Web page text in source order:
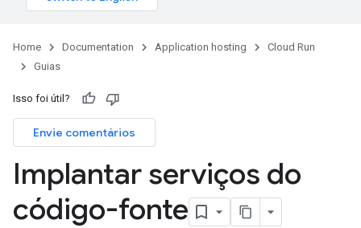
Home Documentation Application hosting
Cloud Run
Guias
Isso foi útil?
Envie comentários
Implantar serviços do
código-fonte